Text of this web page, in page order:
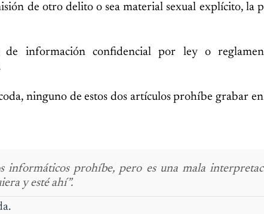
de otro delito o sea material sexual explícito, la
información confidencial por ley o
ninguno de estos dos artículos prohíbe grabar
informáticos prohíbe, pero es una mala
y esté ahí”.